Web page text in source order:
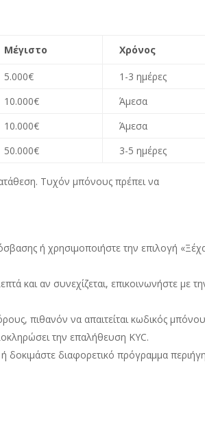
Μέγιστο Χρόνος
5.000€ 1-3ημέρες
10.000€
Άμεσα
10.000€
Άμεσα
50.000€ 3-5ημέρες
. Τυχόν μπόνους πρέπει να
ή χρησιμοποιήστε την επιλογή
και αν συνεχίζεται, επικοινωνήστε με
,πιθανόν να απαιτείται κωδικός
την επαλήθευση KYC.
δοκιμάστε διαφορετικό πρόγραμμα